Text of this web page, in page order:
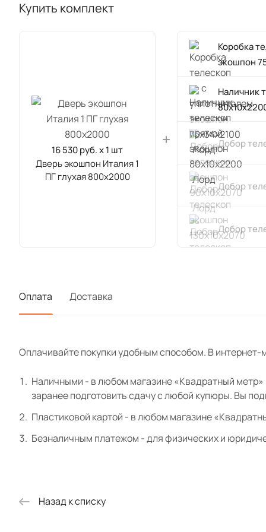
Купить комплект
16 530 руб. x 1 шт
Дверь экошпон Италия 1
ПГ глухая 800х2000
Коробка
экошпон
Наличник
Добор
Добор
Добор
Розетка
Цоколь
Оплата Доставка
Оплачивайте покупки удобным способом. В интернет-
Наличными - в любом магазине «Квадратный метр»
заранее подготовить сдачу с любой купюры. Вы
Пластиковой картой - в любом магазине
Безналичным платежом - для физических и
Назад к списку